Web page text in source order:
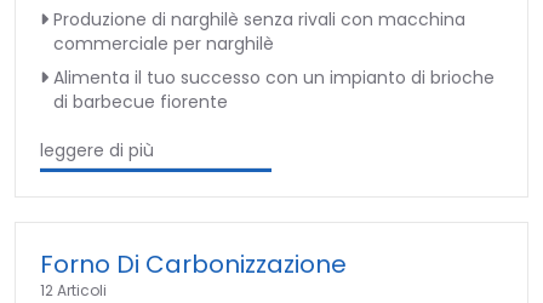
Produzione di narghilè senza rivali con macchina
commerciale per narghilè
Alimenta il tuo successo con un impianto di brioche
di barbecue fiorente
leggere di più
Forno Di Carbonizzazione
12 Articoli